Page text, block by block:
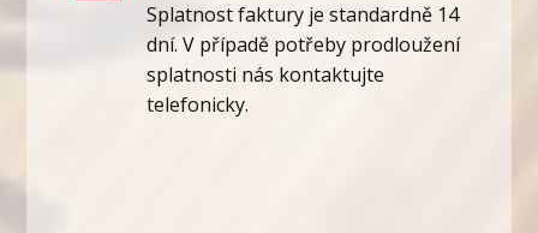
Splatnost faktury je standardně 14
dní. V případě potřeby prodloužení
splatnosti nás kontaktujte
telefonicky.